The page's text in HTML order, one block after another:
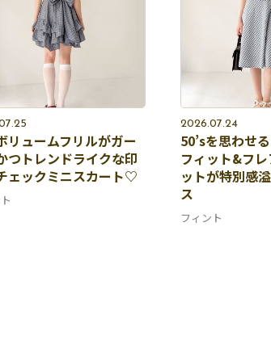
リュームフリルがガー
つトレンドライクな印
ェックミニスカート♡
2026.07.24
50’sを思わせ
フィット&フ
ットが特別感
ス
フィント